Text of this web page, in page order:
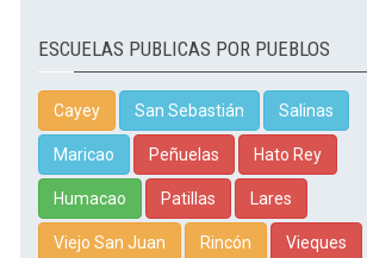
ESCUELAS PUBLICAS POR PUEBLOS
Cayey San Sebastián Salinas
Maricao Peñuelas Hato Rey
Humacao Patillas Lares
Viejo San Juan Rincón Vieques